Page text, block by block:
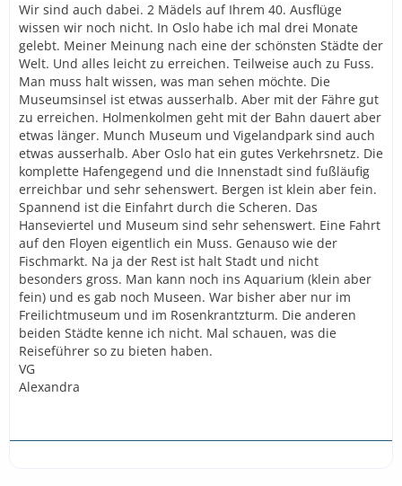
Wir sind auch dabei. 2 Mädels auf Ihrem 40. Ausflüge
wissen wir noch nicht. In Oslo habe ich mal drei Monate
gelebt. Meiner Meinung nach eine der schönsten Städte der
Welt. Und alles leicht zu erreichen. Teilweise auch zu Fuss.
Man muss halt wissen, was man sehen möchte. Die
Museumsinsel ist etwas ausserhalb. Aber mit der Fähre gut
zu erreichen. Holmenkolmen geht mit der Bahn dauert aber
etwas länger. Munch Museum und Vigelandpark sind auch
etwas ausserhalb. Aber Oslo hat ein gutes Verkehrsnetz. Die
komplette Hafengegend und die Innenstadt sind fußläufig
erreichbar und sehr sehenswert. Bergen ist klein aber fein.
Spannend ist die Einfahrt durch die Scheren. Das
Hanseviertel und Museum sind sehr sehenswert. Eine Fahrt
auf den Floyen eigentlich ein Muss. Genauso wie der
Fischmarkt. Na ja der Rest ist halt Stadt und nicht
besonders gross. Man kann noch ins Aquarium (klein aber
fein) und es gab noch Museen. War bisher aber nur im
Freilichtmuseum und im Rosenkrantzturm. Die anderen
beiden Städte kenne ich nicht. Mal schauen, was die
Reiseführer so zu bieten haben.
VG
Alexandra